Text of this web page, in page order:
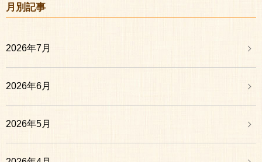
月別記事
2026年7月
2026年6月
2026年5月